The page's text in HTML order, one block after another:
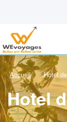
Accueil Hotel
Hotel